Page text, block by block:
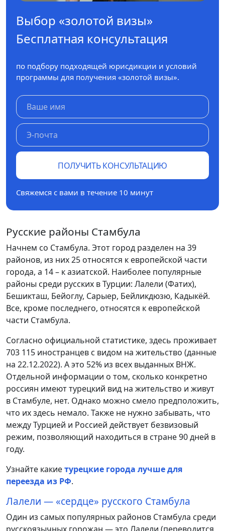
Выбор «золотой визы»
Бесплатная консультация
по подбору подходящей юрисдикции и условий
программы для получения «золотой визы».
ПОЛУЧИТЬ КОНСУЛЬТАЦИЮ
Свяжемся с вами в течение 10 минут
Русские районы Стамбула
Начнем со Стамбула. Этот город разделен на 39
районов, из них 25 относятся к европейской части
города, а 14 – к азиатской. Наиболее популярные
районы среди русских в Турции: Лалели (Фатих),
Бешикташ, Бейоглу, Сарыер, Бейликдюзю, Кадыкёй.
Все, кроме последнего, относятся к европейской
части Стамбула.
Согласно официальной статистике, здесь проживает
703 115 иностранцев с видом на жительство (данные
на 22.12.2022). А это 52% из всех выданных ВНЖ.
Отдельной информации о том, сколько конкретно
россиян имеют турецкий вид на жительство и живут
в Стамбуле, нет. Однако можно смело предположить,
что их здесь немало. Также не нужно забывать, что
между Турцией и Россией действует безвизовый
режим, позволяющий находиться в стране 90 дней в
году.
Узнайте какиетурецкие города лучше для
переезда из РФ.
Лалели — «сердце» русского Стамбула
Один из самых популярных районов Стамбула среди